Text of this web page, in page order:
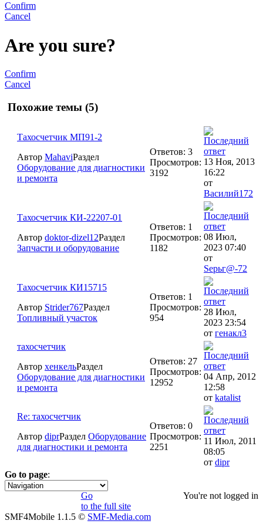
Confirm
Cancel
Are you sure?
Confirm
Cancel
Похожие темы (5)
Тахосчетчик МП91-2
Автор MahaviРаздел
Оборудование для диагностики
и ремонта
Ответов: 3
Просмотров:
3192
13 Ноя, 2013
16:22
от
Василий172
Тахосчетчик КИ-22207-01
Автор doktor-dizel12Раздел
Запчасти и оборудование
Ответов: 1
Просмотров:
1182
08 Июл,
2023 07:40
от
Sерьг@-72
Тахосчетчик КИ15715
Автор Strider767Раздел
Топливный участок
Ответов: 1
Просмотров:
954
28 Июл,
2023 23:54
от генакл3
тахосчетчик
Автор хенкельРаздел
Оборудование для диагностики
и ремонта
Ответов: 27
Просмотров:
12952
04 Апр, 2012
12:58
от katalist
Re: тахосчетчик
Автор diprРаздел Оборудование
для диагностики и ремонта
Ответов: 0
Просмотров:
2251
11 Июл, 2011
08:05
от dipr
Go to page:
1
You're not logged in
Go
to the full site
SMF4Mobile 1.1.5 © SMF-Media.com